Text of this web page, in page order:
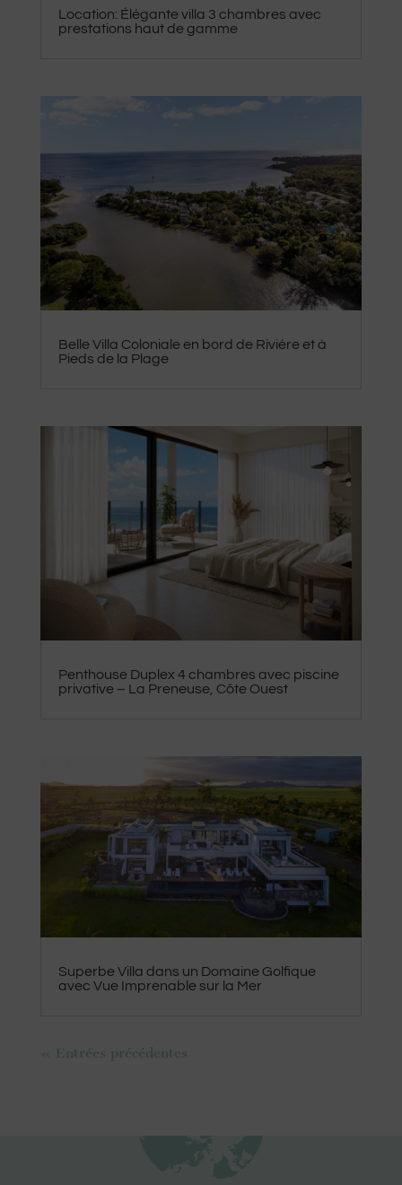
Location: Élégante villa 3 chambres avec
prestations haut de gamme
Belle Villa Coloniale en bord de Rivière et à
Pieds de la Plage
Penthouse Duplex 4 chambres avec piscine
privative – La Preneuse, Côte Ouest
Superbe Villa dans un Domaine Golfique
avec Vue Imprenable sur la Mer
« Entrées précédentes